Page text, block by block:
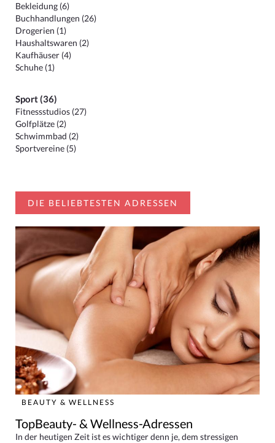
Bekleidung (6)
Buchhandlungen (26)
Drogerien (1)
Haushaltswaren (2)
Kaufhäuser (4)
Schuhe (1)
Sport (36)
Fitnessstudios (27)
Golfplätze (2)
Schwimmbad (2)
Sportvereine (5)
DIE BELIEBTESTEN ADRESSEN
BEAUTY & WELLNESS
TopBeauty- & Wellness-Adressen
In der heutigen Zeit ist es wichtiger denn je, dem stressigen